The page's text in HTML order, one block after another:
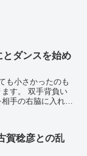
ダンスを始め
も小さかったのも
背負い
手の右脇に入れて
賀稔彦との乱